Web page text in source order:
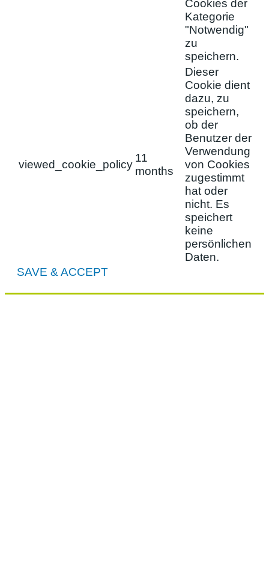
Cookies der
Kategorie
"Notwendig"
zu
speichern.
viewed_cookie_policy
11
months
Dieser
Cookie dient
dazu, zu
speichern,
ob der
Benutzer der
Verwendung
von Cookies
zugestimmt
hat oder
nicht. Es
speichert
keine
persönlichen
Daten.
SAVE & ACCEPT